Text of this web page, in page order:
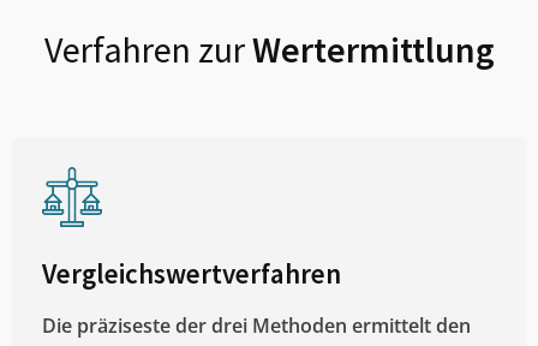
Verfahren zurWertermittlung
Vergleichswertverfahren
Die präziseste der drei Methoden ermittelt den